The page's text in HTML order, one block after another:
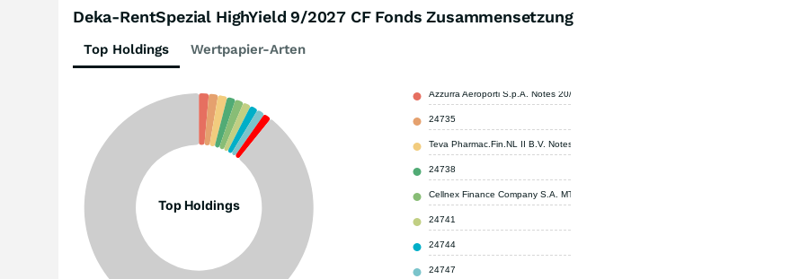
Deka-RentSpezial HighYield 9/2027 CF Fonds Zusammensetzung
Top Holdings Wertpapier-Arten
Top Holdings
Azzurra Aeroporti S.p.A. Notes 20/27
24735
Teva Pharmac.Fin.NL II B.V. Notes 21/27
24738
Cellnex Finance Company S.A. MTN 21/27
24741
24744
24747